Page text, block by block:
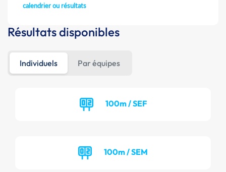
calendrier ou résultats
Résultats disponibles
Individuels Par équipes
100m / SEF
100m / SEM